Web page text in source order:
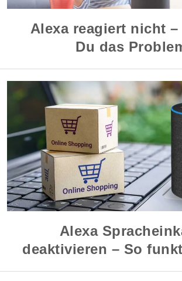
Alexa reagiert nicht
Du das
Alexa
deaktivieren – So